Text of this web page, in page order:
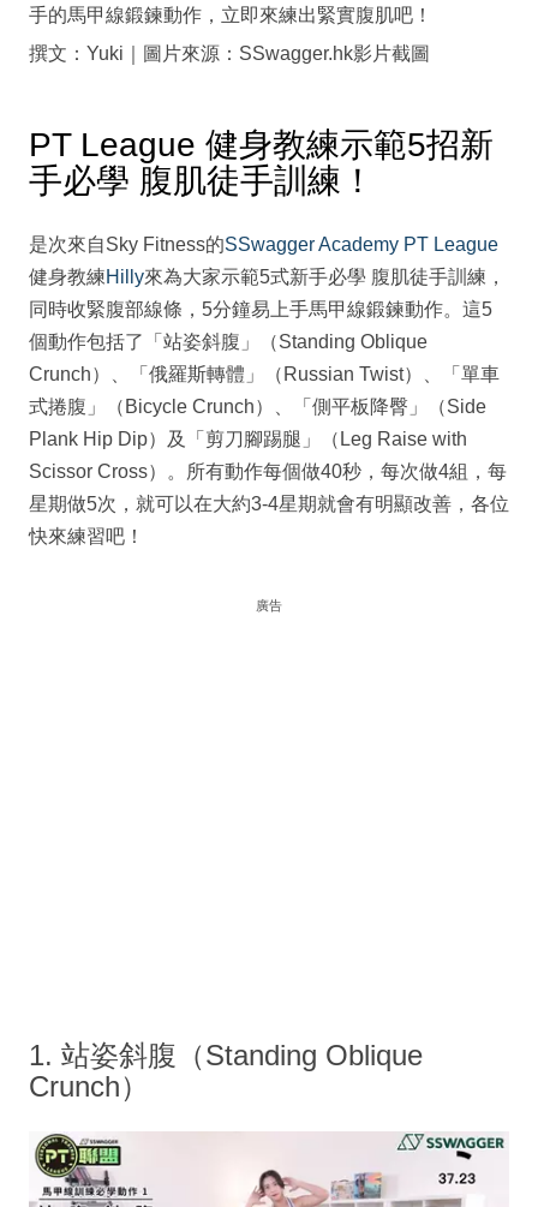
手的馬甲線鍛鍊動作，立即來練出緊實腹肌吧！
撰文：Yuki｜圖片來源：SSwagger.hk影片截圖
PT League 健身教練示範5招新
手必學 腹肌徒手訓練！
是次來自Sky Fitness的SSwagger Academy PT League
健身教練Hilly來為大家示範5式新手必學 腹肌徒手訓練，
同時收緊腹部線條，5分鐘易上手馬甲線鍛鍊動作。這5
個動作包括了「站姿斜腹」（Standing Oblique
Crunch）、「俄羅斯轉體」（Russian Twist）、「單車
式捲腹」（Bicycle Crunch）、「側平板降臀」（Side
Plank Hip Dip）及「剪刀腳踢腿」（Leg Raise with
Scissor Cross）。所有動作每個做40秒，每次做4組，每
星期做5次，就可以在大約3-4星期就會有明顯改善，各位
快來練習吧！
廣告
1. 站姿斜腹（Standing Oblique
Crunch）